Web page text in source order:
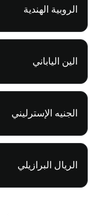
الروبية الهندية
الين الياباني
الجنيه الإسترليني
الريال البرازيلي